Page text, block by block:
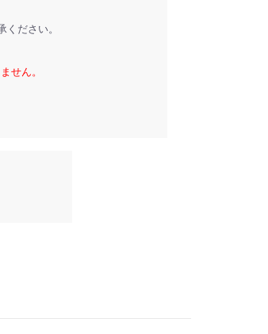
ださい。
せん。